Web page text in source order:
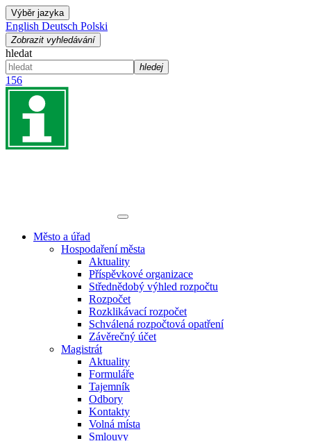
Výběr jazyka
English Deutsch Polski
Zobrazit vyhledávání
hledat
hledej
156
Město a úřad
Hospodaření města
Aktuality
Příspěvkové organizace
Střednědobý výhled rozpočtu
Rozpočet
Rozklikávací rozpočet
Schválená rozpočtová opatření
Závěrečný účet
Magistrát
Aktuality
Formuláře
Tajemník
Odbory
Kontakty
Volná místa
Smlouvy